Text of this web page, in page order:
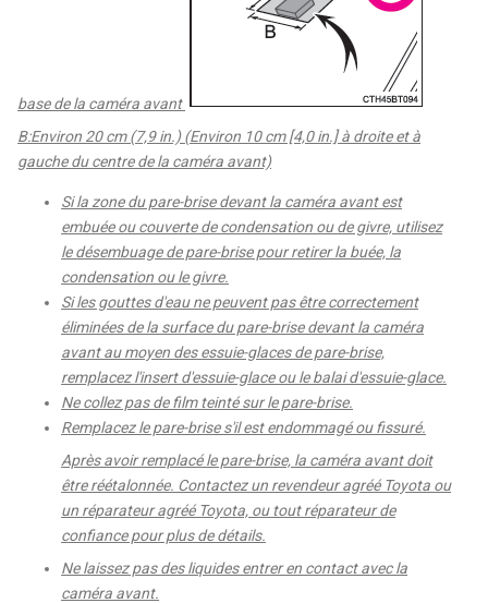
base de la caméra avant
B:Environ 20 cm (7,9 in.) (Environ 10 cm [4,0 in.] à droite et à
gauche du centre de la caméra avant)
Si la zone du pare-brise devant la caméra avant est
embuée ou couverte de condensation ou de givre, utilisez
le désembuage de pare-brise pour retirer la buée, la
condensation ou le givre.
Si les gouttes d'eau ne peuvent pas être correctement
éliminées de la surface du pare-brise devant la caméra
avant au moyen des essuie-glaces de pare-brise,
remplacez l'insert d'essuie-glace ou le balai d'essuie-glace.
Ne collez pas de film teinté sur le pare-brise.
Remplacez le pare-brise s'il est endommagé ou fissuré.
Après avoir remplacé le pare-brise, la caméra avant doit
être réétalonnée. Contactez un revendeur agréé Toyota ou
un réparateur agréé Toyota, ou tout réparateur de
confiance pour plus de détails.
Ne laissez pas des liquides entrer en contact avec la
caméra avant.